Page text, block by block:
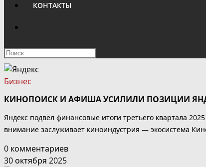
КОНТАКТЫ
ПОИСК
ПО
САЙТУ
Нажмите
закрыть
поиска.
Бизнес
КИНОПОИСК И АФИША УСИЛИЛИ ПОЗИЦИИ
Яндекс подвёл финансовые итоги третьего квартала
внимание заслуживает киноиндустрия — экосистема
0 комментариев
30 октября 2025